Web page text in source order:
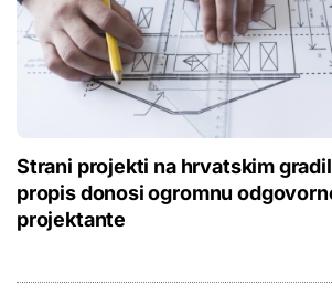
Strani projekti na hrvatskim
propis donosi ogromnu
projektante